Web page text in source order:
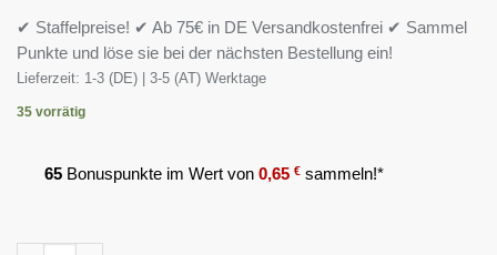
✔ Staffelpreise! ✔ Ab 75€ in DE Versandkostenfrei ✔ Sammel
Punkte und löse sie bei der nächsten Bestellung ein!
Lieferzeit: 1-3 (DE) | 3-5 (AT) Werktage
35 vorrätig
65 Bonuspunkte im Wert von 0,65 € sammeln!*